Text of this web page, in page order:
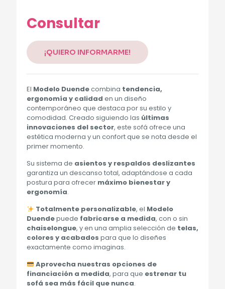
Consultar
¡QUIERO INFORMARME!
El Modelo Duendecombina tendencia,
ergonomía y calidad en un diseño
contemporáneo que destaca por su estilo y
comodidad. Creado siguiendo las últimas
innovaciones del sector, este sofá ofrece una
estética moderna y un confort que se nota desde el
primer momento.
Su sistema de asientos y respaldos deslizantes
garantiza un descanso total, adaptándose a cada
postura para ofrecer máximo bienestar y
ergonomía.
Totalmente personalizable, el Modelo
Duendepuede fabricarse a medida, con o sin
chaiselongue, y en una amplia selección de telas,
colores y acabados para que lo diseñes
exactamente como imaginas.
Aprovecha nuestras opciones de
financiación a medida, para que estrenar tu
sofá sea más fácil que nunca.